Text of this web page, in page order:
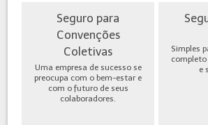
Seguro para
Convenções
Coletivas
Uma empresa de sucesso se
preocupa com o bem-estar e
com o futuro de seus
colaboradores.
Simples
completo
e